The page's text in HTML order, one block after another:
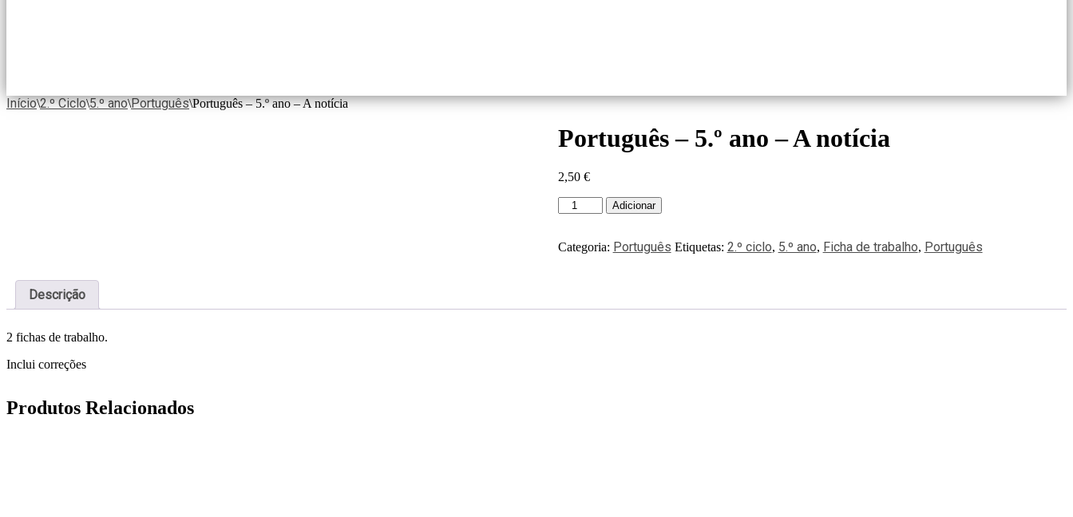
Início\2.º Ciclo\5.º ano\Português\Português – 5.º ano – A notícia
Português – 5.º ano – A notícia
2,50 €
Adicionar
Categoria: Português Etiquetas: 2.º ciclo, 5.º ano, Ficha de trabalho, Português
Descrição
2 fichas de trabalho.
Inclui correções
Produtos Relacionados